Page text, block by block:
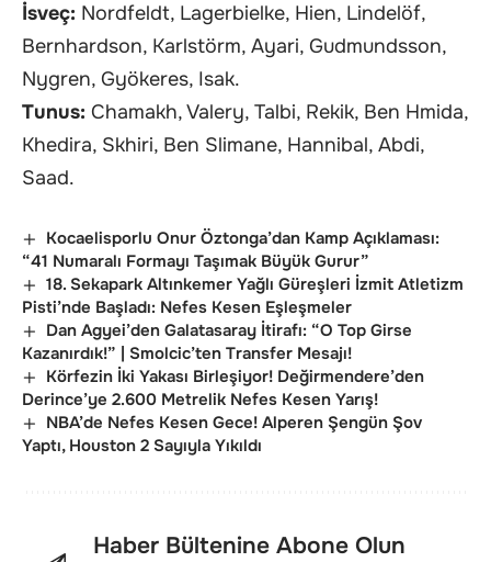
İsveç: Nordfeldt, Lagerbielke, Hien, Lindelöf,
Bernhardson, Karlstörm, Ayari, Gudmundsson,
Nygren, Gyökeres, Isak.
Tunus: Chamakh, Valery, Talbi, Rekik, Ben Hmida,
Khedira, Skhiri, Ben Slimane, Hannibal, Abdi,
Saad.
Kocaelisporlu Onur Öztonga’dan Kamp Açıklaması:
“41 Numaralı Formayı Taşımak Büyük Gurur”
18. Sekapark Altınkemer Yağlı Güreşleri İzmit Atletizm
Pisti’nde Başladı: Nefes Kesen Eşleşmeler
Dan Agyei’den Galatasaray İtirafı: “O Top Girse
Kazanırdık!” | Smolcic’ten Transfer Mesajı!
Körfezin İki Yakası Birleşiyor! Değirmendere’den
Derince’ye 2.600 Metrelik Nefes Kesen Yarış!
NBA’de Nefes Kesen Gece! Alperen Şengün Şov
Yaptı, Houston 2 Sayıyla Yıkıldı
Haber Bültenine Abone Olun